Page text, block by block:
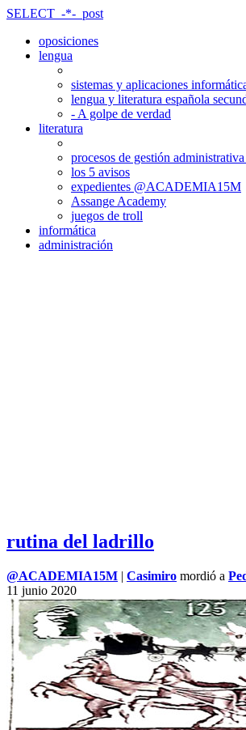
SELECT_-*-_post
oposiciones
lengua
sistemas y aplicaciones
lengua y literatura española
- A golpe de verdad
literatura
procesos de gestión
los 5 avisos
expedientes @ACADEMIA15M
Assange Academy
juegos de troll
informática
administración
rutina del ladrillo
@ACADEMIA15M | Casimiro mordió a
11 junio 2020